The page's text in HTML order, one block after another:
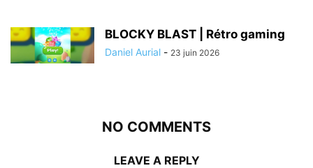
BLOCKY BLAST | Rétro gaming
Daniel Aurial - 23 juin 2026
NO COMMENTS
LEAVE A REPLY